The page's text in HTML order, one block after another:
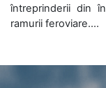
întreprinderii din
ramurii feroviare....